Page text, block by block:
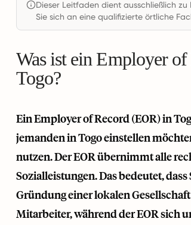
Dieser Leitfaden dient ausschließlich
Sie sich an eine qualifizierte örtliche
Was ist ein Employer
Togo?
Ein Employer of Record (EOR) in
jemanden in Togo einstellen
nutzen. Der EOR übernimmt alle
Sozialleistungen. Das bedeutet,
Gründung einer lokalen
Mitarbeiter, während der EOR sich